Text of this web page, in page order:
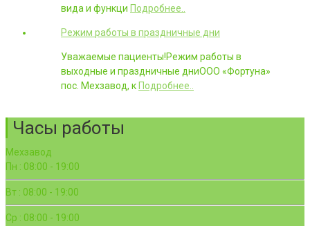
вида и функци Подробнее..
Режим работы в праздничные дни
Уважаемые пациенты!Режим работы в
выходные и праздничные дниООО «Фортуна»
пос. Мехзавод, к Подробнее..
Часы работы
Мехзавод
Пн : 08:00 - 19:00
Вт : 08:00 - 19:00
Ср : 08:00 - 19:00